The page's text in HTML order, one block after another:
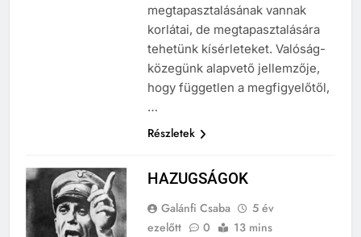
megtapasztalásának vannak
korlátai, de megtapasztalására
tehetünk kísérleteket. Valóság-
közegünk alapvető jellemzője,
hogy független a megfigyelőtől,
…
Részletek
HAZUGSÁGOK
Galánfi Csaba
5 év
ezelőtt
0 13 mins